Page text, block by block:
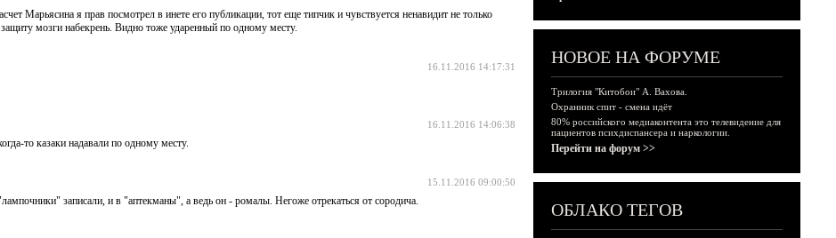
Марьясина я прав посмотрел в инете его публикации, тот еще типчик и чувствуется ненавидит не только
мозги набекрень. Видно тоже ударенный по одному месту.
16.11.2016 14:17:31
16.11.2016 14:06:38
то казаки надавали по одному месту.
15.11.2016 09:00:50
записали, и в "аптекманы", а ведь он - ромалы. Негоже отрекаться от сородича.
НОВОЕ НА ФОРУМЕ
Трилогия "Китобои" А. Вахова.
Охранник спит - смена идёт
80% российского медиаконтента это телевидение для
пациентов психдиспансера и наркологии.
Перейти на форум >>
ОБЛАКО ТЕГОВ